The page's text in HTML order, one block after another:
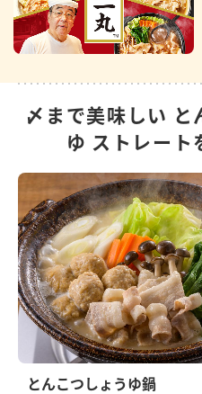
〆まで美味しい と
ゆ ストレート
とんこつしょうゆ鍋